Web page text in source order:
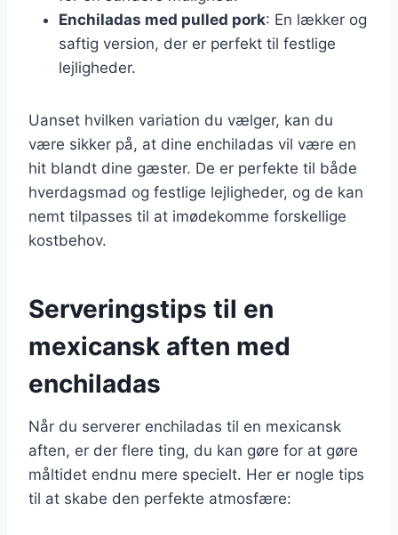
Enchiladas med pulled pork: En lækker og
saftig version, der er perfekt til festlige
lejligheder.
Uanset hvilken variation du vælger, kan du
være sikker på, at dine enchiladas vil være en
hit blandt dine gæster. De er perfekte til både
hverdagsmad og festlige lejligheder, og de kan
nemt tilpasses til at imødekomme forskellige
kostbehov.
Serveringstips til en
mexicansk aften med
enchiladas
Når du serverer enchiladas til en mexicansk
aften, er der flere ting, du kan gøre for at gøre
måltidet endnu mere specielt. Her er nogle tips
til at skabe den perfekte atmosfære: